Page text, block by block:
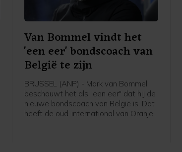
Van Bommel vindt het
'een eer' bondscoach van
België te zijn
BRUSSEL (ANP) - Mark van Bommel
beschouwt het als "een eer" dat hij de
nieuwe bondscoach van België is. Dat
heeft de oud-international van Oranje